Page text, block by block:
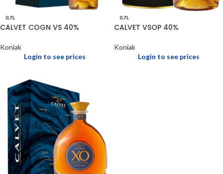
0,7L
CALVET COGN VS 40%
Koniak
Login to see prices
0,7L
CALVET VSOP 40%
Koniak
Login to see prices